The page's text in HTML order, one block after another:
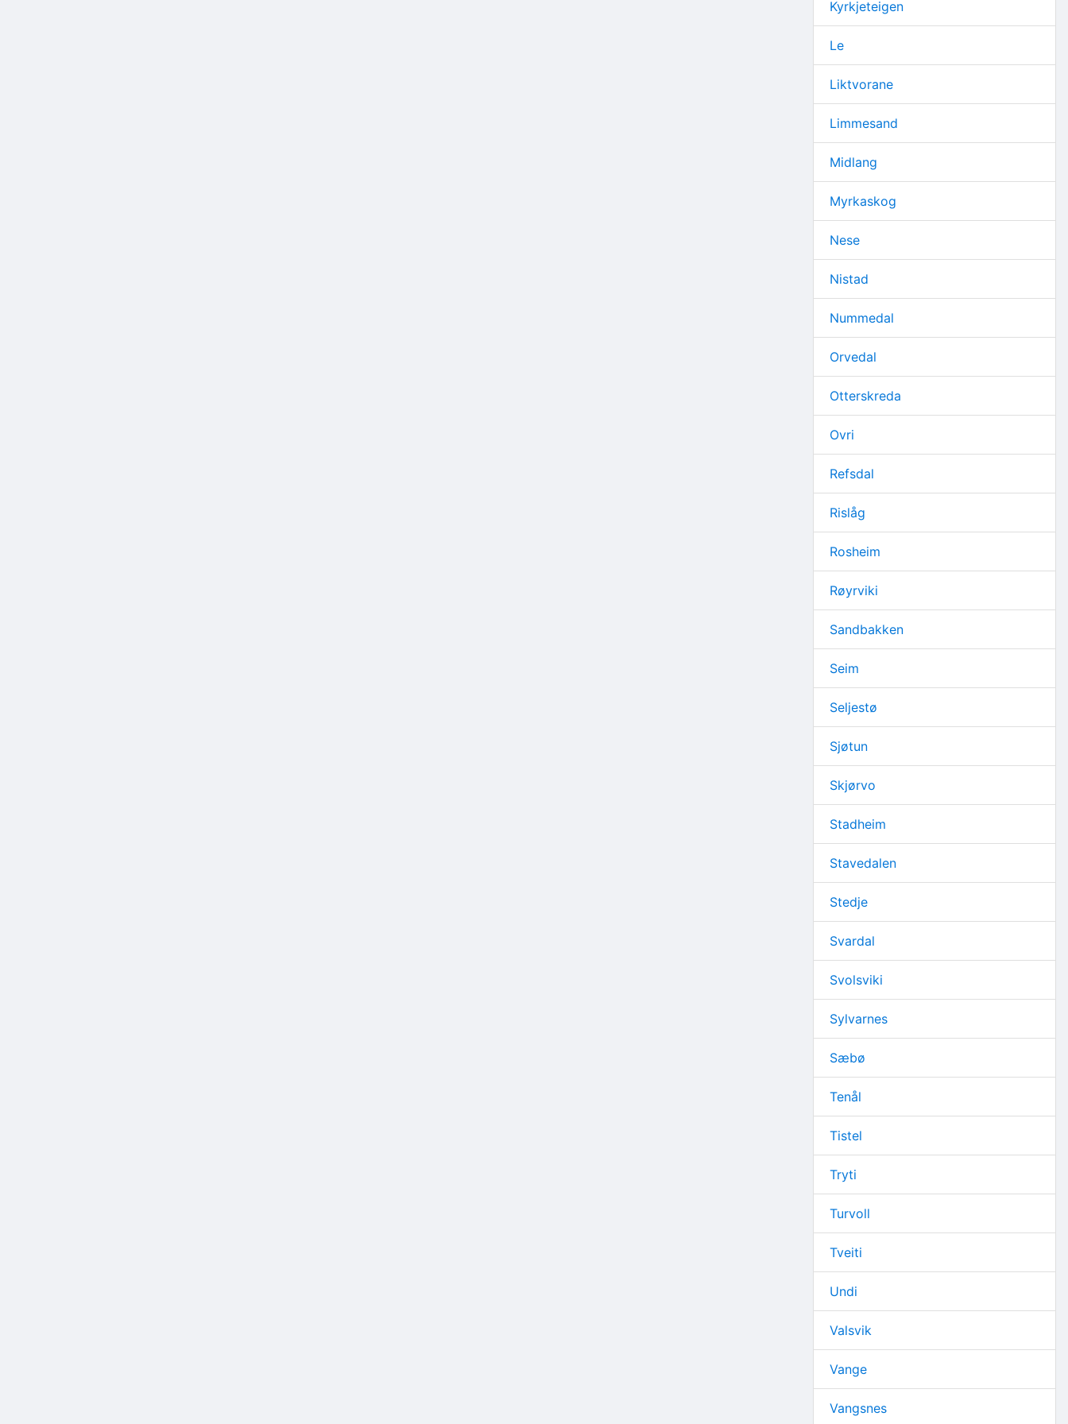
Kyrkjeteigen
Le
Liktvorane
Limmesand
Midlang
Myrkaskog
Nese
Nistad
Nummedal
Orvedal
Otterskreda
Ovri
Refsdal
Rislåg
Rosheim
Røyrviki
Sandbakken
Seim
Seljestø
Sjøtun
Skjørvo
Stadheim
Stavedalen
Stedje
Svardal
Svolsviki
Sylvarnes
Sæbø
Tenål
Tistel
Tryti
Turvoll
Tveiti
Undi
Valsvik
Vange
Vangsnes